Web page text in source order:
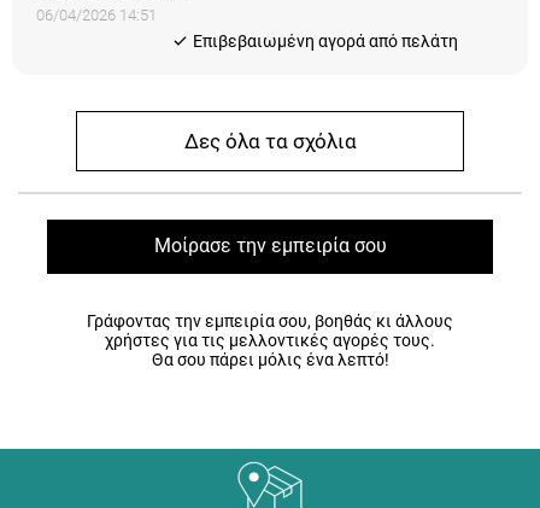
06/04/2026 14:51
Eπιβεβαιωμένη αγορά από πελάτη
Δες όλα τα σχόλια
Μοίρασε την εμπειρία σου
Γράφοντας την εμπειρία σου, βοηθάς κι άλλους
χρήστες για τις μελλοντικές αγορές τους.
Θα σου πάρει μόλις ένα λεπτό!